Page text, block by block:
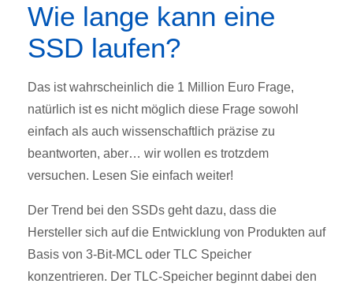
Wie lange kann eine
SSD laufen?
Das ist wahrscheinlich die 1 Million Euro Frage,
natürlich ist es nicht möglich diese Frage sowohl
einfach als auch wissenschaftlich präzise zu
beantworten, aber… wir wollen es trotzdem
versuchen. Lesen Sie einfach weiter!
Der Trend bei den SSDs geht dazu, dass die
Hersteller sich auf die Entwicklung von Produkten auf
Basis von 3-Bit-MCL oder TLC Speicher
konzentrieren. Der TLC-Speicher beginnt dabei den